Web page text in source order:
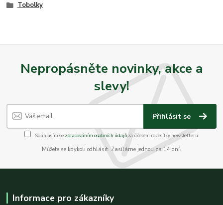
Tobolky
Nepropásněte novinky, akce a
slevy!
Přihlásit se
Souhlasím se zpracováním osobních údajůza účelem rozesílky newsletteru.
Můžete se kdykoli odhlásit. Zasíláme jednou za 14 dní.
Informace pro zákazníky